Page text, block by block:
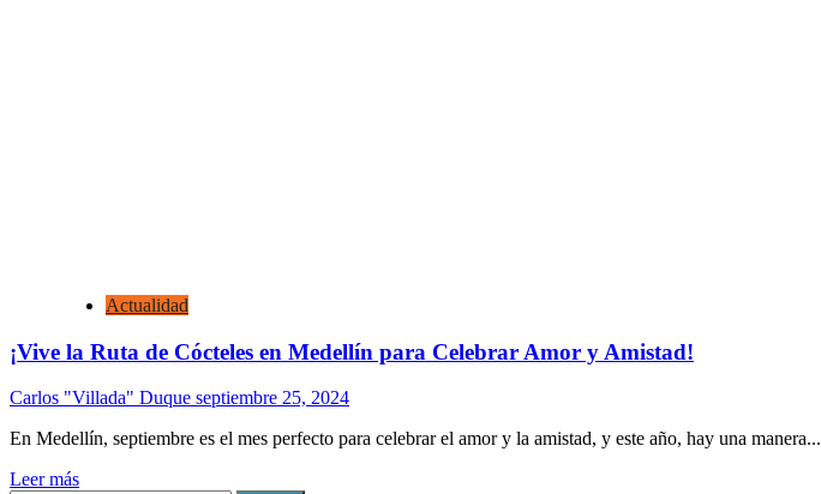
Actualidad
¡Vive la Ruta de Cócteles en Medellín para Celebrar Amor y Amistad!
Carlos "Villada" Duque septiembre 25, 2024
En Medellín, septiembre es el mes perfecto para celebrar el amor y la amistad, y este año, hay una manera...
Leer más